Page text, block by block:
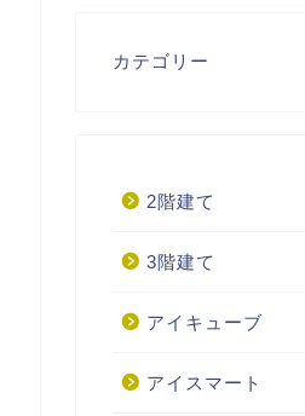
カテゴリー
2階建て
3階建て
アイキューブ
アイスマート